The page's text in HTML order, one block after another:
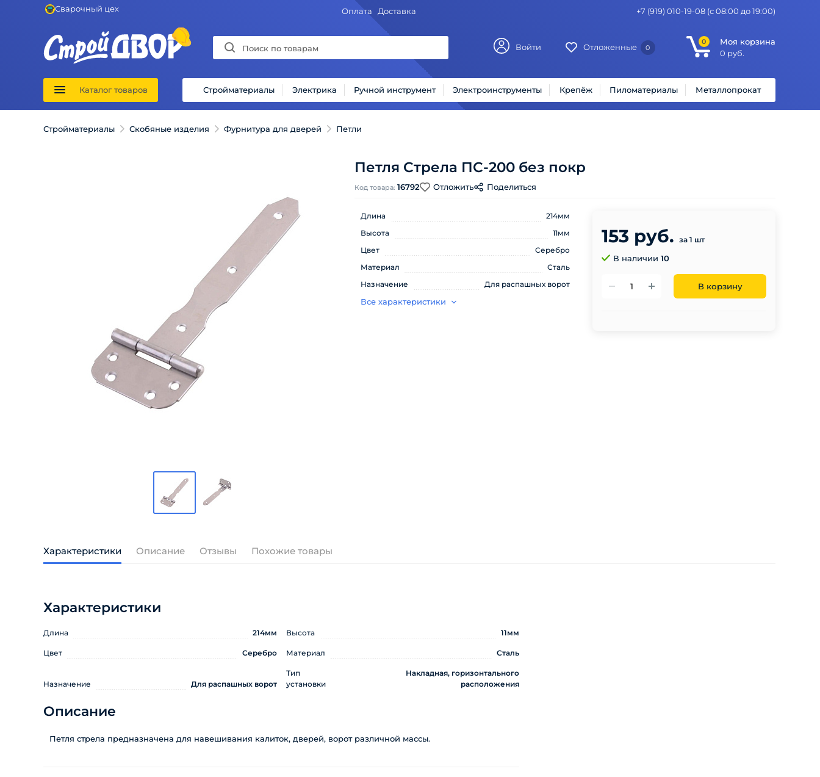
Сварочный цех Оплата Доставка +7 (919) 010-19-08 (с 08:00 до 19:00)
Войти Отложенные 0
0
Моя корзина
0 руб.
Каталог товаров Стройматериалы Электрика Ручной инструмент Электроинструменты Крепёж Пиломатериалы Металлопрокат
Стройматериалы Скобяные изделия Фурнитура для дверей Петли
Петля Стрела ПС-200 без покр
Код товара: 16792 Отложить Поделиться
Длина
214мм
Высота
11мм
Цвет
Серебро
Материал
Сталь
Назначение
Для распашных ворот
Все характеристики
153 руб. за 1 шт
В наличии 10
В корзину
Характеристики Описание Отзывы Похожие товары
Характеристики
Длина 214мм Высота 11мм
Цвет Серебро Материал Сталь
Назначение Для распашных ворот
Тип
установки
Накладная, горизонтального
расположения
Описание
Петля стрела предназначена для навешивания калиток, дверей, ворот различной массы.